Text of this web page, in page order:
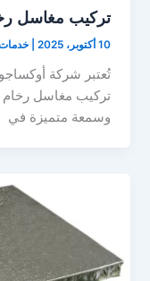
تركيب مغاسل
10 أكتوبر، 2025 |
تُعتبر شركة
تركيب مغاسل
وسمعة متميزة في